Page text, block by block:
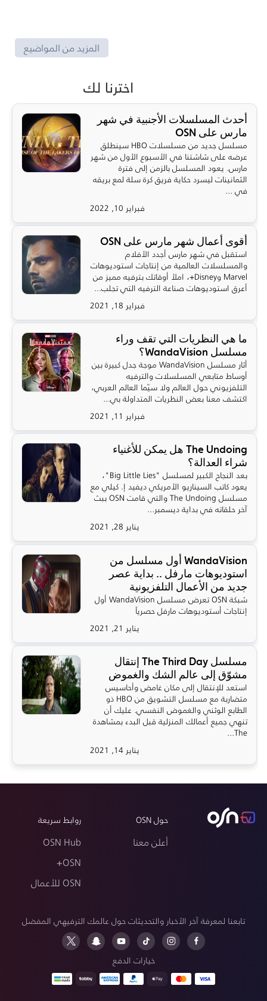
المزيد من المواضيع
اخترنا لك
أحدث المسلسلات الأجنبية في شهر
مارس على OSN
مسلسل جديد من مسلسلات HBO سينطلق
عرضه على شاشتنا في الأسبوع الأول من شهر
مارس. يعود المسلسل بالزمن إلى فترة
الثمانينات ليسرد حكاية فريق كرة سلة لمع بريقه
في ...
فبراير 10, 2022
أقوى أعمال شهر مارس على OSN
استقبل في شهر مارس أجدد الأفلام
والمسلسلات العالمية من إنتاجات استوديوهات
Marvel وDisney+، املأ أوقاتك بترفيه مميز من
أعرق استوديوهات صناعة الترفيه التي تجلب...
فبراير 18, 2021
ما هي النظريات التي تقف وراء
مسلسل WandaVision؟
أثار مسلسل WandaVision موجة جدل كبيرة بين
أوساط متابعي المسلسلات والترفيه
التلفزيوني حول العالم ولا سيّما العالم العربي،
اكتشف معنا بعض النظريات المتداولة بي...
فبراير 11, 2021
The Undoing هل يمكن للأغنياء
شراء العدالة؟
بعد النجاح الكبير لمسلسل "Big Little Lies"،
يعود كاتب السيناريو الأمريكي ديفيد إ. كيلي مع
مسلسل The Undoing والتي قامت OSN ببث
آخر حلقاته في بداية ديسمبر...
يناير 28, 2021
WandaVision أول مسلسل من
استوديوهات مارفل .. بداية عصر
جديد من الأعمال التلفزيونية
شبكة OSN تعرض مسلسل WandaVision أول
إنتاجات أستوديوهات مارفل حصرياً
يناير 21, 2021
مسلسل The Third Day إنتقال
مشوّق إلى عالم الشك والغموض
استعد للإنتقال إلى مكان غامض وأحاسيس
متضاربة مع مسلسل التشويق من HBO ذو
الطابع الوثني والغموض النفسي. عليك أن
تنهي جميع أعمالك المنزلية قبل البدء بمشاهدة
The...
يناير 14, 2021
حول OSN
أعلن معنا
روابط سريعة
OSN Hub
OSN+
OSN للأعمال
تابعنا لمعرفة آخر الأخبار والتحديثات حول عالمك الترفيهي المفضل
خيارات الدفع